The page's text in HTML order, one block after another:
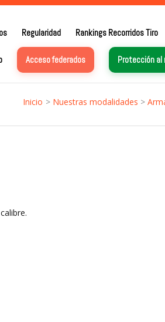
Regularidad Rankings Recorridos Tiro
Acceso federados Protección al
Inicio > Nuestras modalidades >